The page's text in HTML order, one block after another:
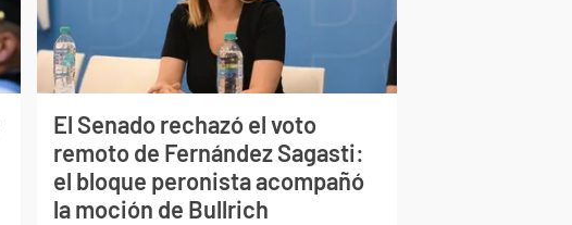
El Senado rechazó el voto
remoto de Fernández Sagasti:
el bloque peronista acompañó
la moción de Bullrich